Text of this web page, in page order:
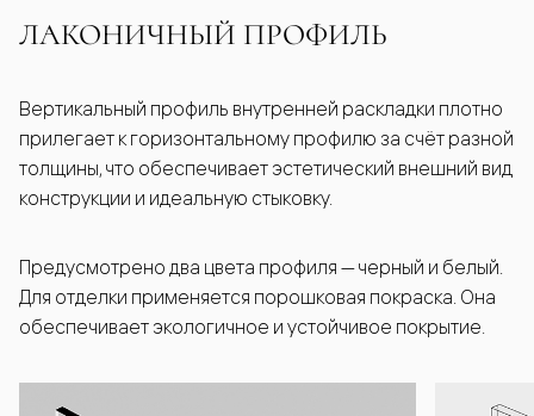
ЛАКОНИЧНЫЙ ПРОФИЛЬ
Вертикальный профиль внутренней раскладки плотно
прилегает к горизонтальному профилю за счёт разной
толщины, что обеспечивает эстетический внешний вид
конструкции и идеальную стыковку.
Предусмотрено два цвета профиля — черный и белый.
Для отделки применяется порошковая покраска. Она
обеспечивает экологичное и устойчивое покрытие.